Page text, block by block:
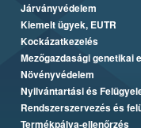
Járványvédelem
Kiemelt ügyek, EUTR
Kockázatkezelés
Mezőgazdasági genetikai
Növényvédelem
Nyilvántartási és
Rendszerszervezés és
Termékpálya-ellenőrzés